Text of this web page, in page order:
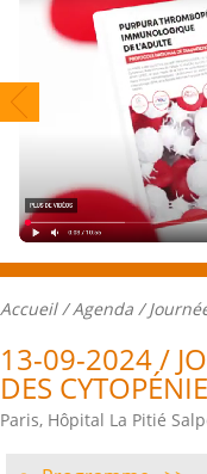
Accueil/Agenda /
13-09-2024 /
DES
Paris, Hôpital La Pitié